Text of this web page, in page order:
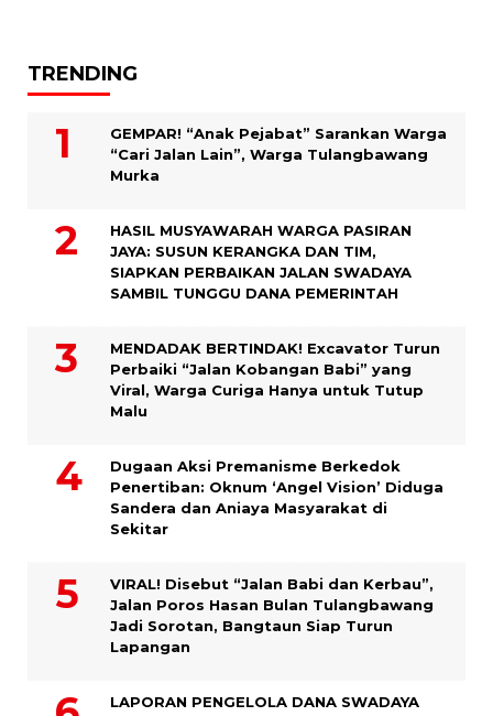
TRENDING
GEMPAR! “Anak Pejabat” Sarankan Warga
“Cari Jalan Lain”, Warga Tulangbawang
Murka
HASIL MUSYAWARAH WARGA PASIRAN
JAYA: SUSUN KERANGKA DAN TIM,
SIAPKAN PERBAIKAN JALAN SWADAYA
SAMBIL TUNGGU DANA PEMERINTAH
MENDADAK BERTINDAK! Excavator Turun
Perbaiki “Jalan Kobangan Babi” yang
Viral, Warga Curiga Hanya untuk Tutup
Malu
Dugaan Aksi Premanisme Berkedok
Penertiban: Oknum ‘Angel Vision’ Diduga
Sandera dan Aniaya Masyarakat di
Sekitar
VIRAL! Disebut “Jalan Babi dan Kerbau”,
Jalan Poros Hasan Bulan Tulangbawang
Jadi Sorotan, Bangtaun Siap Turun
Lapangan
LAPORAN PENGELOLA DANA SWADAYA